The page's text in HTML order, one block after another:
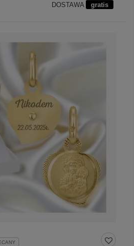
DOSTAWA gratis